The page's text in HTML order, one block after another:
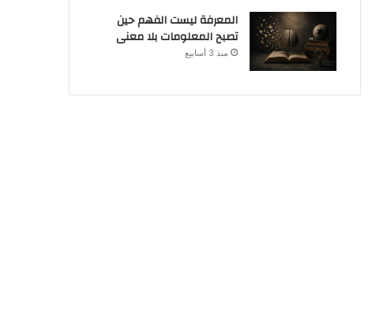
المعرفة ليست الفهم حين
تصبح المعلومات بلا معنى
منذ 3 أسابيع